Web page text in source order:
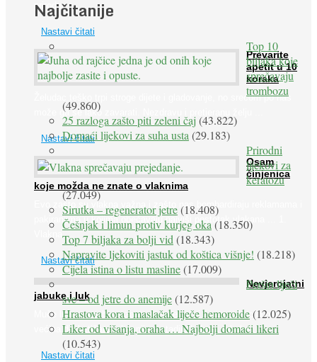
prirodne ...
Nastavi čitati
Prevarite
apetit u 10
koraka
Želudac teško trpi stroge dijete i gladovanje, no srećom po nas
može ga se lako zavarati. Nezdravu i pretjeranu želju ...
Nastavi čitati
Osam
činjenica
koje možda ne znate o vlaknima
Evo zašto su vlakna važna i zašto nas bombardiraju reklamama i
pakiranjima u kojima obećavaju najviši postotak vlakana ... 1.
Vlakna ...
Nastavi čitati
Nevjerojatni
jabuke i luk
Muče li vas tegobe vezane uz srce, oči i živce, od kojih pati
većina dijabetičara u kasnijem stadiju bolesti, jabuke ...
Nastavi čitati
Najčitanije
Top 10
biljaka koje
sprečavaju
trombozu
(49.860)
25 razloga zašto piti zeleni čaj(43.822)
Domaći lijekovi za suha usta (29.183)
Prirodni
lijekovi za
keratozu
(27.049)
Sirutka – regenerator jetre(18.408)
Češnjak i limun protiv kurjeg oka (18.350)
Top 7 biljaka za bolji vid (18.343)
Napravite ljekoviti jastuk od koštica višnje! (18.218)
Cijela istina o listu masline(17.009)
Peršin liječi
sve – od jetre do anemije(12.587)
Hrastova kora i maslačak liječe hemoroide(12.025)
Liker od višanja, oraha … Najbolji domaći likeri
(10.543)